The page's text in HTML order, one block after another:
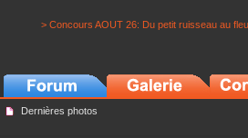
> Concours AOUT 26: Du petit ruisseau au
Dernières photos